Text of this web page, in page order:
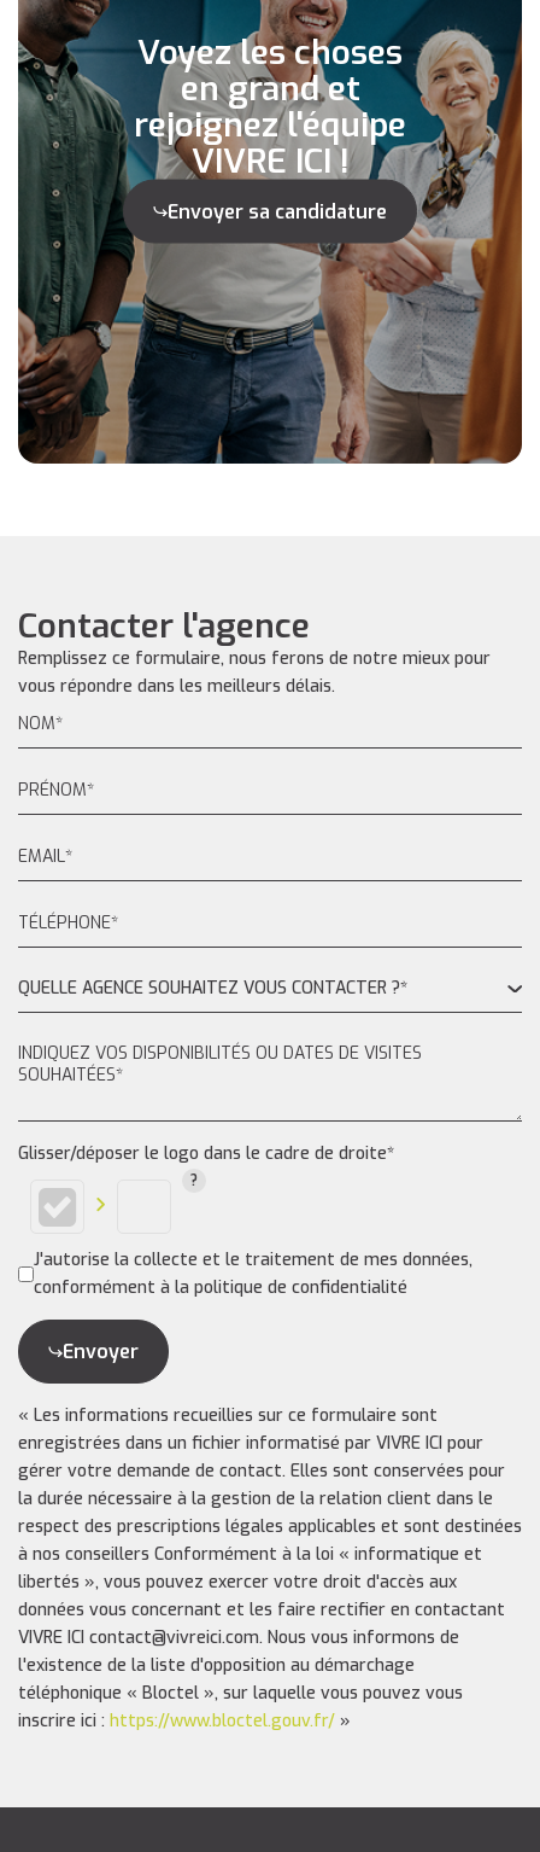
Voyez les choses
en grand et
rejoignez l'équipe
VIVRE ICI !
Envoyer sa candidature
Contacter l'agence
Remplissez ce formulaire, nous ferons de notre mieux pour
vous répondre dans les meilleurs délais.
QUELLE AGENCE SOUHAITEZ VOUS CONTACTER ?*
Glisser/déposer le logo dans le cadre de droite*
J'autorise la collecte et le traitement de mes données,
conformément à la politique de confidentialité
Envoyer
« Les informations recueillies sur ce formulaire sont
enregistrées dans un fichier informatisé par VIVRE ICI pour
gérer votre demande de contact. Elles sont conservées pour
la durée nécessaire à la gestion de la relation client dans le
respect des prescriptions légales applicables et sont destinées
à nos conseillers Conformément à la loi « informatique et
libertés », vous pouvez exercer votre droit d'accès aux
données vous concernant et les faire rectifier en contactant
VIVRE ICI contact@vivreici.com. Nous vous informons de
l'existence de la liste d'opposition au démarchage
téléphonique « Bloctel », sur laquelle vous pouvez vous
inscrire ici : https://www.bloctel.gouv.fr/ »